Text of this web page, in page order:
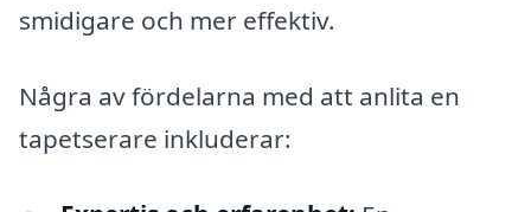
smidigare och mer effektiv.
Några av fördelarna med att anlita en
tapetserare inkluderar: